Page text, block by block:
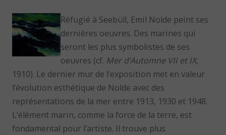
Réfugié à Seebüll, Emil Nolde peint ses
dernières oeuvres. Des marines qui
seront les plus symbolistes de ses
oeuvres (cf. Mer d’Automne VIIet IX,
1910). Le dernier mur de l’exposition met en valeur
l’évolution esthétique de Nolde avec des
représentations de la mer entre 1913, 1930 et 1948.
L’élément marin, comme la force de la terre, est
fondamental pour l’artiste. Il trouve plus